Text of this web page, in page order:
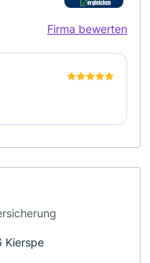
Firma bewerten
Kierspe